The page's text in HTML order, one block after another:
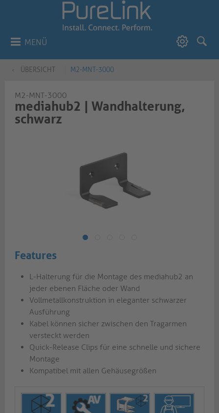
MENÜ
ÜBERSICHT M2-MNT-3000
M2-MNT-3000
mediahub2 | Wandhalterung,
schwarz
Features
L-Halterung für die Montage des mediahub2 an
jeder ebenen Fläche oder Wand
Vollmetallkonstruktion in eleganter schwarzer
Ausführung
Kabel können sicher zwischen den Tragarmen
versteckt werden
Quick-Release Clips für eine schnelle und sichere
Montage
Kompatibel mit allen Gehäusegrößen